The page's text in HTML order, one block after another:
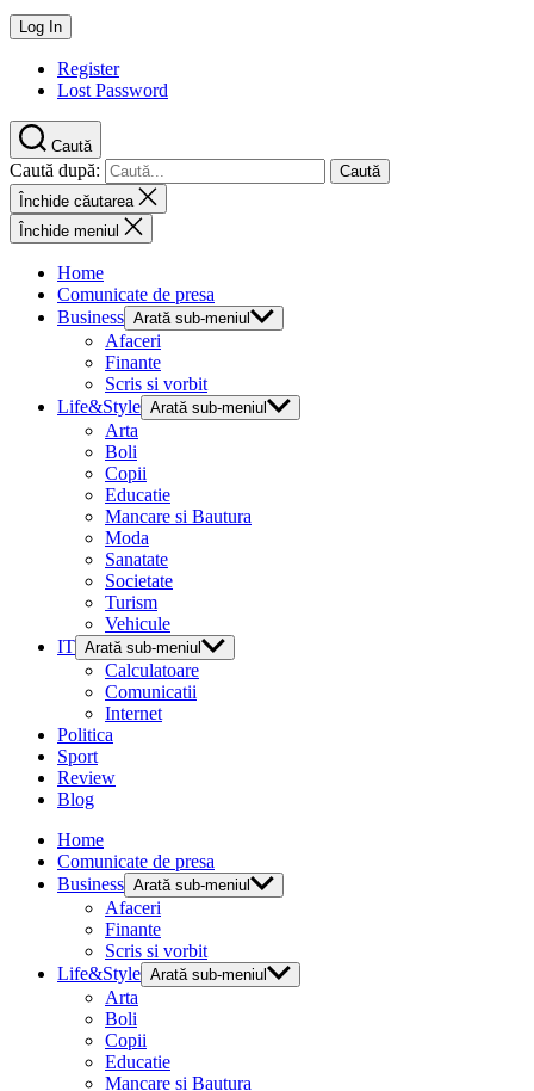
Register
Lost Password
Caută
Caută după:
Închide căutarea
Închide meniul
Home
Comunicate de presa
Business Arată sub-meniul
Afaceri
Finante
Scris si vorbit
Life&Style Arată sub-meniul
Arta
Boli
Copii
Educatie
Mancare si Bautura
Moda
Sanatate
Societate
Turism
Vehicule
IT Arată sub-meniul
Calculatoare
Comunicatii
Internet
Politica
Sport
Review
Blog
Home
Comunicate de presa
Business Arată sub-meniul
Afaceri
Finante
Scris si vorbit
Life&Style Arată sub-meniul
Arta
Boli
Copii
Educatie
Mancare si Bautura